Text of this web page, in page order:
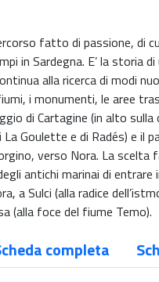
fatto di passione, di
in Sardegna. E’ la storia
alla ricerca di modi
i monumenti, le aree
di Cartagine (in alto
Goulette e di Radés) e il
verso Nora. La
antichi marinai di
a Sulci (alla radice
(alla foce del fiume Temo).
completa